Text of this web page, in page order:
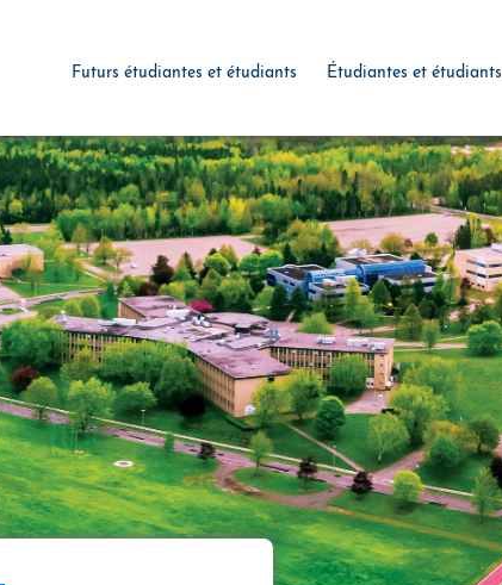
Futurs étudiantes et étudiants Étudiantes et étudiants